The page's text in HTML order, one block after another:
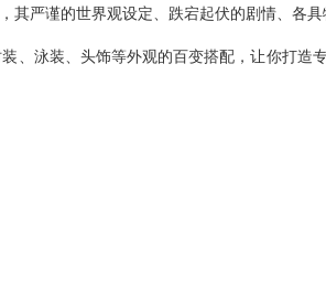
严谨的世界观设定、跌宕起伏的剧情、各
泳装、头饰等外观的百变搭配，让你打造